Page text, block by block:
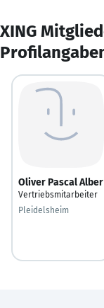
XING
Oliver Pascal Alber
Vertriebsmitarbeiter
Pleidelsheim